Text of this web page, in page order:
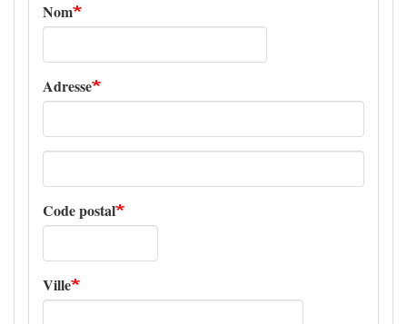
Nom
Adresse
Adresse
Code postal
Ville